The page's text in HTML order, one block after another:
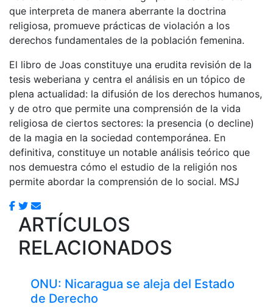
que interpreta de manera aberrante la doctrina
religiosa, promueve prácticas de violación a los
derechos fundamentales de la población femenina.
El libro de Joas constituye una erudita revisión de la
tesis weberiana y centra el análisis en un tópico de
plena actualidad: la difusión de los derechos humanos,
y de otro que permite una comprensión de la vida
religiosa de ciertos sectores: la presencia (o decline)
de la magia en la sociedad contemporánea. En
definitiva, constituye un notable análisis teórico que
nos demuestra cómo el estudio de la religión nos
permite abordar la comprensión de lo social. MSJ
ARTÍCULOS
RELACIONADOS
ONU: Nicaragua se aleja del Estado
de Derecho